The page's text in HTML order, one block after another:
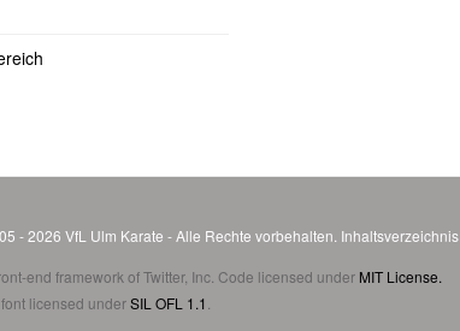
- 2026 VfL Ulm Karate - Alle Rechte vorbehalten. Inhaltsverzeichnis
end framework of Twitter, Inc. Code licensed under MIT License.
font licensed underSIL OFL 1.1